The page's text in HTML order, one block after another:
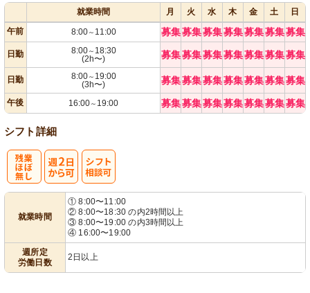
就業時間 月 火 水 木 金 土
日
午前
8:00～ 11:00 募集募集募集募集募集募集募集
日勤 8:00～ 18:30
(2h〜)
募集募集募集募集募集募集募集
日勤 8:00～ 19:00
(3h〜)
募集募集募集募集募集募集募集
午後 16:00～ 19:00 募集募集募集募集募集募集募集
シフト詳細
就業時間
① 8:00〜11:00
② 8:00〜18:30 の内2時間以上
③ 8:00〜19:00 の内3時間以上
④ 16:00〜19:00
週所定
労働日数
2日以上